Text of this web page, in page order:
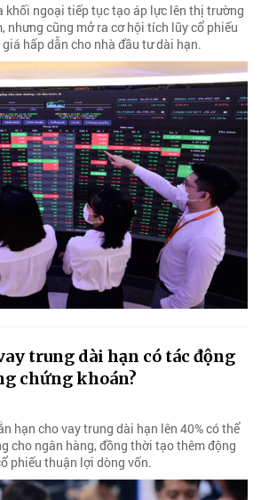
khối ngoại tiếp tục tạo áp lực lên thị trường
nhưng cũng mở ra cơ hội tích lũy cổ phiếu
hấp dẫn cho nhà đầu tư dài hạn.
trung dài hạn có tác động
chứng khoán?
hạn cho vay trung dài hạn lên 40% có thể
cho ngân hàng, đồng thời tạo thêm động
phiếu thuận lợi dòng vốn.